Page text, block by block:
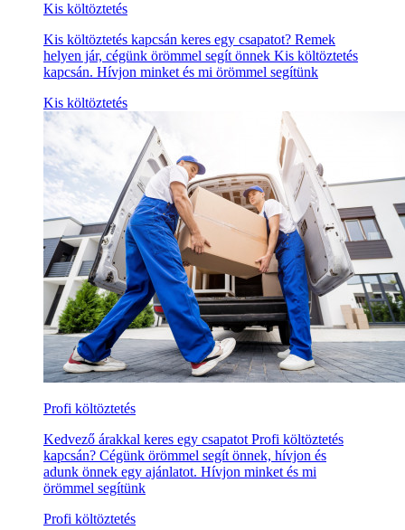
Kis költöztetés
Kis költöztetés kapcsán keres egy csapatot? Remek
helyen jár, cégünk örömmel segít önnek Kis költöztetés
kapcsán. Hívjon minket és mi örömmel segítünk
Kis költöztetés
Profi költöztetés
Kedvező árakkal keres egy csapatot Profi költöztetés
kapcsán? Cégünk örömmel segít önnek, hívjon és
adunk önnek egy ajánlatot. Hívjon minket és mi
örömmel segítünk
Profi költöztetés